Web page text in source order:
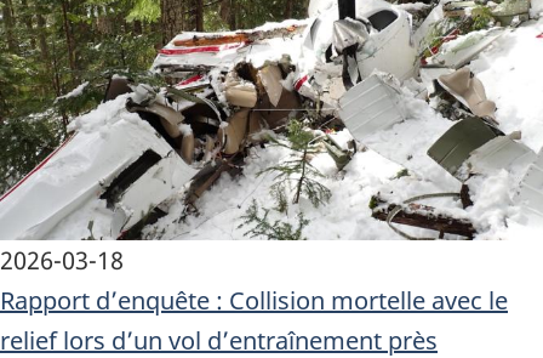
2026-03-18
Rapport d’enquête : Collision mortelle avec le
relief lors d’un vol d’entraînement près